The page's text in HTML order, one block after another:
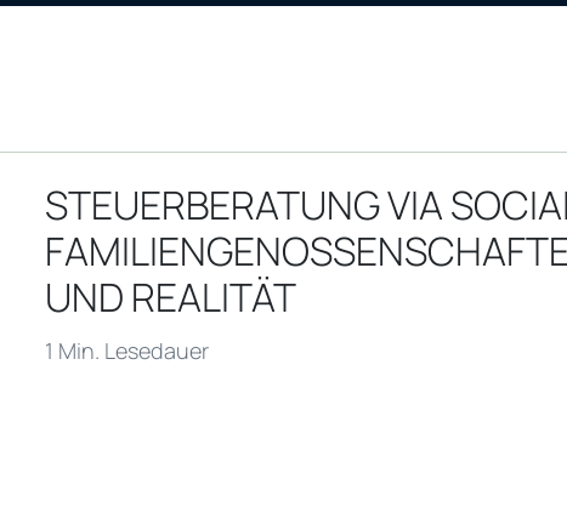
STEUERBERATUNG VIA
UND REALITÄT
1 Min. Lesedauer